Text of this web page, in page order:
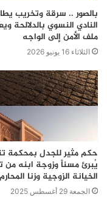
بالصور .. سرقة وتخريب
النادي النسوي بالدلالحة
ملف الأمن إلى الواجه
الثلاثاء 16 يونيو 2026
حكم مثير للجدل بمحكمة
يُبرئ مسناً وزوجة ابنه من
الخيانة الزوجية وزنا المحارم
الجمعة 29 أغسطس 2025